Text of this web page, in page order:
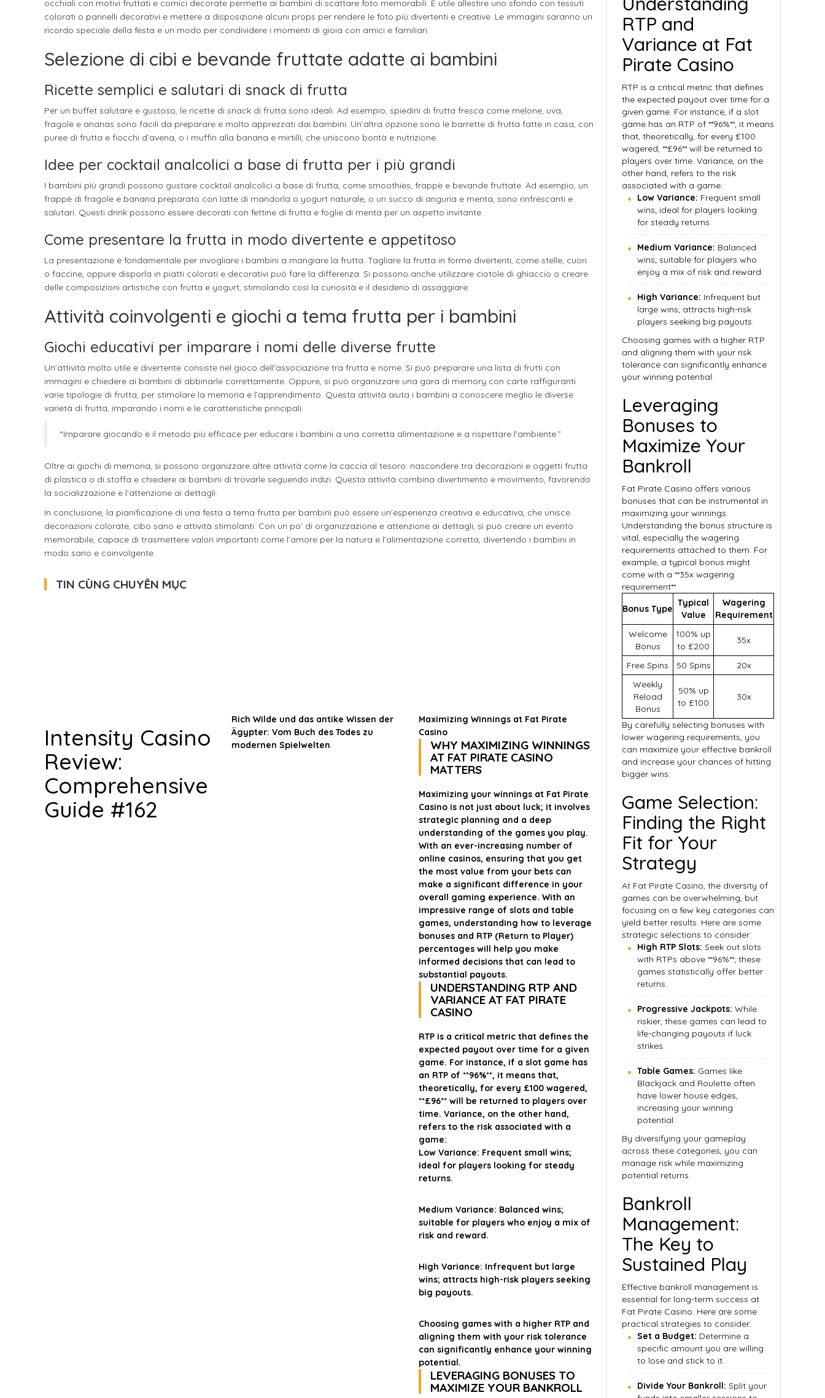
occhiali con motivi fruttati e cornici decorate permette ai bambini di scattare foto memorabili. È utile allestire uno sfondo con tessuti
colorati o pannelli decorativi e mettere a disposizione alcuni props per rendere le foto più divertenti e creative. Le immagini saranno un
ricordo speciale della festa e un modo per condividere i momenti di gioia con amici e familiari.
Selezione di cibi e bevande fruttate adatte ai bambini
Ricette semplici e salutari di snack di frutta
Per un buffet salutare e gustoso, le ricette di snack di frutta sono ideali. Ad esempio, spiedini di frutta fresca come melone, uva,
fragole e ananas sono facili da preparare e molto apprezzati dai bambini. Un’altra opzione sono le barrette di frutta fatte in casa, con
puree di frutta e fiocchi d’avena, o i muffin alla banana e mirtilli, che uniscono bontà e nutrizione.
Idee per cocktail analcolici a base di frutta per i più grandi
I bambini più grandi possono gustare cocktail analcolici a base di frutta, come smoothies, frappè e bevande fruttate. Ad esempio, un
frappè di fragole e banana preparato con latte di mandorla o yogurt naturale, o un succo di anguria e menta, sono rinfrescanti e
salutari. Questi drink possono essere decorati con fettine di frutta e foglie di menta per un aspetto invitante.
Come presentare la frutta in modo divertente e appetitoso
La presentazione è fondamentale per invogliare i bambini a mangiare la frutta. Tagliare la frutta in forme divertenti, come stelle, cuori
o faccine, oppure disporla in piatti colorati e decorativi può fare la differenza. Si possono anche utilizzare ciotole di ghiaccio o creare
delle composizioni artistiche con frutta e yogurt, stimolando così la curiosità e il desiderio di assaggiare.
Attività coinvolgenti e giochi a tema frutta per i bambini
Giochi educativi per imparare i nomi delle diverse frutte
Un’attività molto utile e divertente consiste nel gioco dell’associazione tra frutta e nome. Si può preparare una lista di frutti con
immagini e chiedere ai bambini di abbinarle correttamente. Oppure, si può organizzare una gara di memory con carte raffiguranti
varie tipologie di frutta, per stimolare la memoria e l’apprendimento. Questa attività aiuta i bambini a conoscere meglio le diverse
varietà di frutta, imparando i nomi e le caratteristiche principali.
“Imparare giocando è il metodo più efficace per educare i bambini a una corretta alimentazione e a rispettare l’ambiente.”
Oltre ai giochi di memoria, si possono organizzare altre attività come la caccia al tesoro: nascondere tra decorazioni e oggetti frutta
di plastica o di stoffa e chiedere ai bambini di trovarle seguendo indizi. Questa attività combina divertimento e movimento, favorendo
la socializzazione e l’attenzione ai dettagli.
In conclusione, la pianificazione di una festa a tema frutta per bambini può essere un’esperienza creativa e educativa, che unisce
decorazioni colorate, cibo sano e attività stimolanti. Con un po’ di organizzazione e attenzione ai dettagli, si può creare un evento
memorabile, capace di trasmettere valori importanti come l’amore per la natura e l’alimentazione corretta, divertendo i bambini in
modo sano e coinvolgente.
TIN CÙNG CHUYÊN MỤC
Intensity Casino
Review:
Comprehensive
Guide #162
Rich Wilde und das antike Wissen der
Ägypter: Vom Buch des Todes zu
modernen Spielwelten
Maximizing Winnings at Fat Pirate
Casino
WHY MAXIMIZING WINNINGS
AT FAT PIRATE CASINO
MATTERS
Maximizing your winnings at Fat Pirate
Casino is not just about luck; it involves
strategic planning and a deep
understanding of the games you play.
With an ever-increasing number of
online casinos, ensuring that you get
the most value from your bets can
make a significant difference in your
overall gaming experience. With an
impressive range of slots and table
games, understanding how to leverage
bonuses and RTP (Return to Player)
percentages will help you make
informed decisions that can lead to
substantial payouts.
UNDERSTANDING RTP AND
VARIANCE AT FAT PIRATE
CASINO
RTP is a critical metric that defines the
expected payout over time for a given
game. For instance, if a slot game has
an RTP of **96%**, it means that,
theoretically, for every £100 wagered,
**£96** will be returned to players over
time. Variance, on the other hand,
refers to the risk associated with a
game:
Low Variance: Frequent small wins;
ideal for players looking for steady
returns.
Medium Variance: Balanced wins;
suitable for players who enjoy a mix of
risk and reward.
High Variance: Infrequent but large
wins; attracts high-risk players seeking
big payouts.
Choosing games with a higher RTP and
aligning them with your risk tolerance
can significantly enhance your winning
potential.
LEVERAGING BONUSES TO
MAXIMIZE YOUR BANKROLL
RTP and
Variance at Fat
Pirate Casino
RTP is a critical metric that defines
the expected payout over time for a
given game. For instance, if a slot
game has an RTP of **96%**, it means
that, theoretically, for every £100
wagered, **£96** will be returned to
players over time. Variance, on the
other hand, refers to the risk
associated with a game:
Low Variance: Frequent small
wins; ideal for players looking
for steady returns.
Medium Variance: Balanced
wins; suitable for players who
enjoy a mix of risk and reward.
High Variance: Infrequent but
large wins; attracts high-risk
players seeking big payouts.
Choosing games with a higher RTP
and aligning them with your risk
tolerance can significantly enhance
your winning potential.
Leveraging
Bonuses to
Maximize Your
Bankroll
Fat Pirate Casino offers various
bonuses that can be instrumental in
maximizing your winnings.
Understanding the bonus structure is
vital, especially the wagering
requirements attached to them. For
example, a typical bonus might
come with a **35x wagering
requirement**.
Bonus Type
Typical
Value
Wagering
Requirement
Welcome
Bonus
100% up
to £200
35x
Free Spins 50 Spins
20x
Weekly
Reload
Bonus
50% up
to £100
30x
By carefully selecting bonuses with
lower wagering requirements, you
can maximize your effective bankroll
and increase your chances of hitting
bigger wins.
Game Selection:
Finding the Right
Fit for Your
Strategy
At Fat Pirate Casino, the diversity of
games can be overwhelming, but
focusing on a few key categories can
yield better results. Here are some
strategic selections to consider:
High RTP Slots: Seek out slots
with RTPs above **96%**; these
games statistically offer better
returns.
Progressive Jackpots: While
riskier, these games can lead to
life-changing payouts if luck
strikes.
Table Games: Games like
Blackjack and Roulette often
have lower house edges,
increasing your winning
potential.
By diversifying your gameplay
across these categories, you can
manage risk while maximizing
potential returns.
Bankroll
Management:
The Key to
Sustained Play
Effective bankroll management is
essential for long-term success at
Fat Pirate Casino. Here are some
practical strategies to consider:
Set a Budget: Determine a
specific amount you are willing
to lose and stick to it.
Divide Your Bankroll: Split your